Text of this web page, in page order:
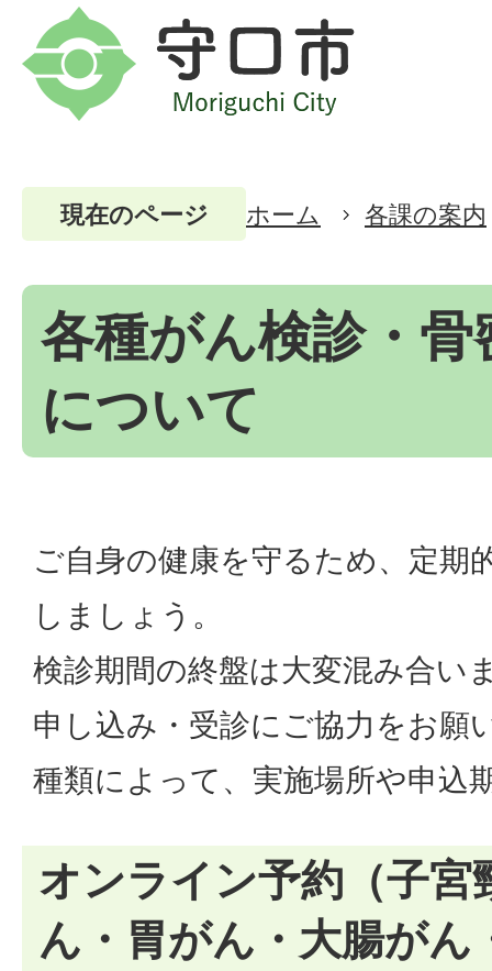
現在のページ ホーム 各課の案内
各種がん検診・骨
について
ご自身の健康を守るため、定期
しましょう。
検診期間の終盤は大変混み合い
申し込み・受診にご協力をお願
種類によって、実施場所や申込
オンライン予約（子宮
ん・胃がん・大腸がん